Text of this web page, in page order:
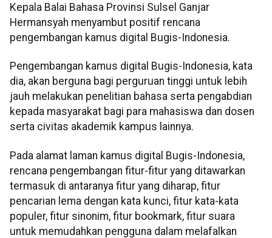
Kepala Balai Bahasa Provinsi Sulsel Ganjar
Hermansyah menyambut positif rencana
pengembangan kamus digital Bugis-Indonesia.
Pengembangan kamus digital Bugis-Indonesia, kata
dia, akan berguna bagi perguruan tinggi untuk lebih
jauh melakukan penelitian bahasa serta pengabdian
kepada masyarakat bagi para mahasiswa dan dosen
serta civitas akademik kampus lainnya.
Pada alamat laman kamus digital Bugis-Indonesia,
rencana pengembangan fitur-fitur yang ditawarkan
termasuk di antaranya fitur yang diharap, fitur
pencarian lema dengan kata kunci, fitur kata-kata
populer, fitur sinonim, fitur bookmark, fitur suara
untuk memudahkan pengguna dalam melafalkan